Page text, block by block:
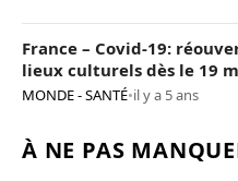
France – Covid-19:
lieux culturels dès le 19
MONDE - SANTÉ•il y a 5 ans
À NE PAS